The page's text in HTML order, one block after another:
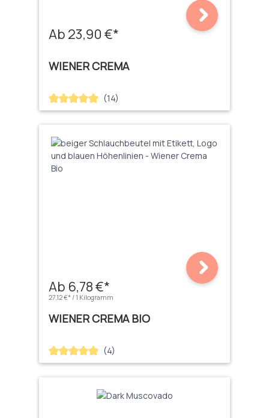
Ab 23,90 €*
WIENER CREMA
Durchschnittliche Bewertung von 5 von 5 Sternen
(14)
Ab 6,78 €*
27,12 €* / 1 Kilogramm
WIENER CREMA BIO
Durchschnittliche Bewertung von 5 von 5 Sternen
(4)